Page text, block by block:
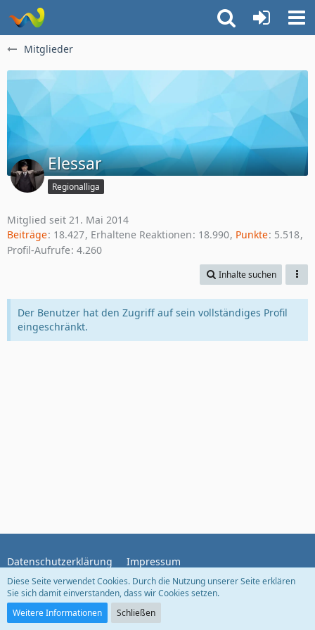
Mitglieder
Elessar
Regionalliga
Mitglied seit 21. Mai 2014
Beiträge 18.427 Erhaltene Reaktionen 18.990 Punkte 5.518
Profil-Aufrufe 4.260
Inhalte suchen
Der Benutzer hat den Zugriff auf sein vollständiges Profil
eingeschränkt.
Datenschutzerklärung Impressum
Community-Software:
Diese Seite verwendet Cookies. Durch die Nutzung unserer Seite erklären
Sie sich damit einverstanden, dass wir Cookies setzen.
Weitere Informationen
Schließen